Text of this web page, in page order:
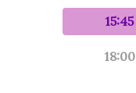
15:45
18:00